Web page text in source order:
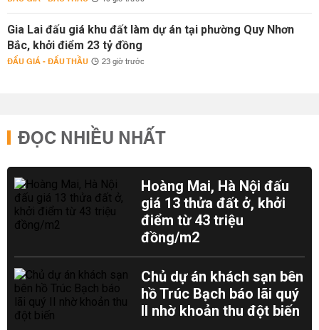
Gia Lai đấu giá khu đất làm dự án tại phường Quy Nhơn
Bắc, khởi điểm 23 tỷ đồng
ĐẤU GIÁ - ĐẤU THẦU 23 giờ trước
ĐỌC NHIỀU NHẤT
Hoàng Mai, Hà Nội đấu
giá 13 thửa đất ở, khởi
điểm từ 43 triệu
đồng/m2
Chủ dự án khách sạn bên
hồ Trúc Bạch báo lãi quý
II nhờ khoản thu đột biến